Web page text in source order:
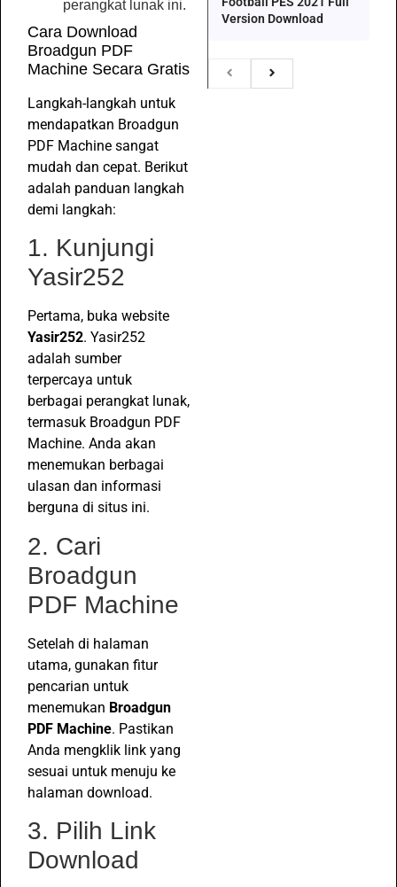
perangkat lunak ini.
Cara Download
Broadgun PDF
Machine Secara Gratis
Langkah-langkah untuk
mendapatkan Broadgun
PDF Machine sangat
mudah dan cepat. Berikut
adalah panduan langkah
demi langkah:
1. Kunjungi
Yasir252
Pertama, buka website
Yasir252. Yasir252
adalah sumber
terpercaya untuk
berbagai perangkat lunak,
termasuk Broadgun PDF
Machine. Anda akan
menemukan berbagai
ulasan dan informasi
berguna di situs ini.
2. Cari
Broadgun
PDF Machine
Setelah di halaman
utama, gunakan fitur
pencarian untuk
menemukan Broadgun
PDF Machine. Pastikan
Anda mengklik link yang
sesuai untuk menuju ke
halaman download.
3. Pilih Link
Download
Version Download